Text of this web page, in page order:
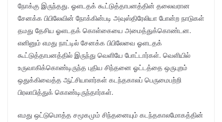
நோக்கு இருந்தது. ஓளடதக் கூட்டுத்தாபனத்தின் தலைவரான
சேனக்க பிபிலேவின் நோக்கின்படி அவுஸ்திரேலியா போன்ற நாடுகள்
தமது தேசிய ஓளடதக் கொள்கையை அமைத்துக்கொண்டன.
எனினும் எமது நாட்டில் சேனக்க பிபிலேவை ஓளடதக்
கூட்டுத்தாபனத்தில் இருந்து வெளியே போட்டார்கள். வெளியில்
உருவாகிக்கொண்டிருந்த புதிய சிந்தனை ஓட்டத்தை ஒருபுறம்
ஒதுக்கிவைத்த ஆட்சியாளர்கள் கடந்தகாலப் பெருமைபற்றி
பிரலாபித்துக் கொண்டிருந்தார்கள்.
எமது ஒட்டுமொத்த சமூகமும் சிந்தனையும் கடந்தகாலமோகத்தின்